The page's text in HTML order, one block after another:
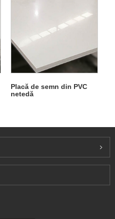
Placă de semn din PVC
netedă